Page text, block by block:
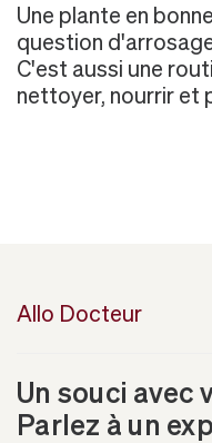
Une plante en
question
C'est aussi une
nettoyer, nourrir et
Allo Docteur
Un souci avec
Parlez à un